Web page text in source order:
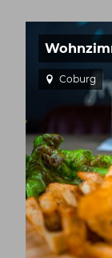
Coburg